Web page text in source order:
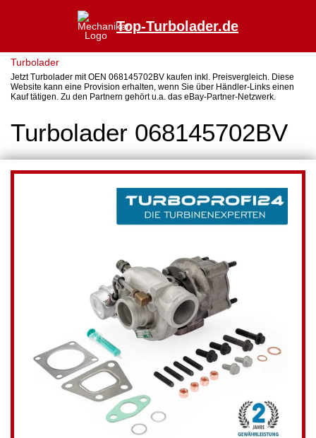
Top-Turbolader.de
Turbolader
Jetzt Turbolader mit OEN 068145702BV kaufen inkl. Preisvergleich. Diese
Website kann eine Provision erhalten, wenn Sie über Händler-Links einen
Kauf tätigen. Zu den Partnern gehört u.a. das eBay-Partner-Netzwerk.
Turbolader 068145702BV